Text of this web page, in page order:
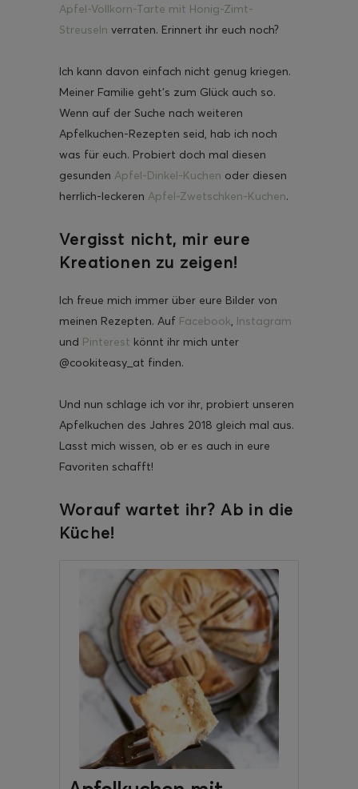
Apfel-Vollkorn-Tarte mit Honig-Zimt-
Streuseln verraten. Erinnert ihr euch noch?
Ich kann davon einfach nicht genug kriegen.
Meiner Familie geht’s zum Glück auch so.
Wenn auf der Suche nach weiteren
Apfelkuchen-Rezepten seid, hab ich noch
was für euch. Probiert doch mal diesen
gesunden Apfel-Dinkel-Kuchen oder diesen
herrlich-leckeren Apfel-Zwetschken-Kuchen.
Vergisst nicht, mir eure
Kreationen zu zeigen!
Ich freue mich immer über eure Bilder von
meinen Rezepten. Auf Facebook, Instagram
und Pinterest könnt ihr mich unter
@cookiteasy_at finden.
Und nun schlage ich vor ihr, probiert unseren
Apfelkuchen des Jahres 2018 gleich mal aus.
Lasst mich wissen, ob er es auch in eure
Favoriten schafft!
Worauf wartet ihr? Ab in die
Küche!